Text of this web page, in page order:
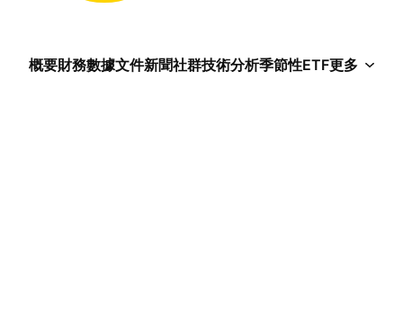
概要財務數據文件新聞社群技術分析季節性ETF更多